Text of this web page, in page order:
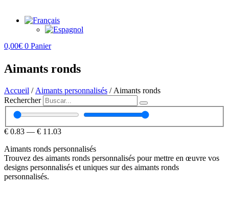
0,00€ 0 Panier
Aimants ronds
Accueil / Aimants personnalisés / Aimants ronds
Rechercher
€ 0.83 — € 11.03
Aimants ronds personnalisés
Trouvez des aimants ronds personnalisés pour mettre en œuvre vos
designs personnalisés et uniques sur des aimants ronds
personnalisés.